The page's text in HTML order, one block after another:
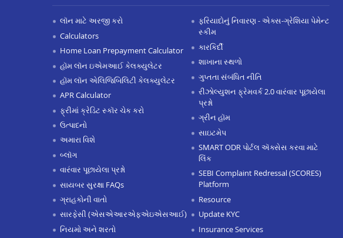
લૉન માટે અરજી કરો
Calculators
Home Loan Prepayment Calculator
હૉમ લૉન ઇએમઆઈ કેલક્યુલેટર
હૉમ લૉન એલિજિબિલિટી કેલક્યુલેટર
APR Calculator
ફ્રીમાં ક્રેડિટ સ્કૉર ચેક કરો
ઉત્પાદનો
અમારા વિશે
બ્લૉગ
વારંવાર પૂછાયેલા પ્રશ્નો
સાયબર સુરક્ષા FAQs
ગ્રાહકોની વાતો
સારફેસી (એસએઆરએફએઇએસઆઈ)
નિયમો અને શરતો
ફરિયાદોનું નિવારણ - એક્સ-ગ્રેશિયા પેમેન્ટ
સ્કીમ
કારકિર્દી
શાખાના સ્થળો
ગુપ્તતા સંબંધિત નીતિ
રીઝોલ્યુશન ફ્રેમવર્ક 2.0 વારંવાર પૂછાયેલા
પ્રશ્નો
ગ્રીન હૉમ
સાઇટમેપ
SMART ODR પોર્ટલ ઍક્સેસ કરવા માટે
લિંક
SEBI Complaint Redressal (SCORES)
Platform
Resource
Update KYC
Insurance Services